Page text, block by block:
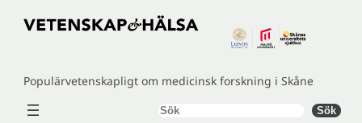
Hoppa
Populärvetenskapligt om medicinsk forskning i Skåne
Sök Sök